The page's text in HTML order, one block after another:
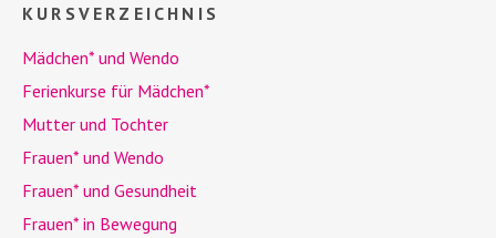
KURSVERZEICHNIS
Mädchen* und Wendo
Ferienkurse für Mädchen*
Mutter und Tochter
Frauen* und Wendo
Frauen* und Gesundheit
Frauen* in Bewegung